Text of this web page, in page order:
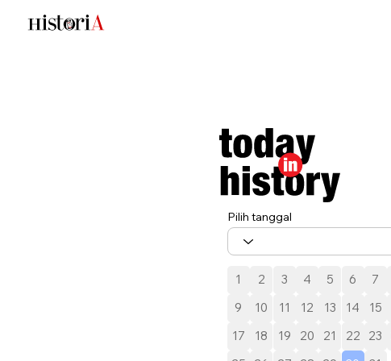
Pilih tanggal
1 2 3 4 5 6 7
9
10 11 12 13 14 15
17
18 19 20 21 22 23